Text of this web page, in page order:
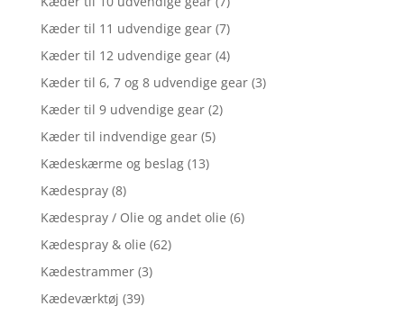
Kæder til 11 udvendige gear (7)
Kæder til 12 udvendige gear (4)
Kæder til 6, 7 og 8 udvendige gear (3)
Kæder til 9 udvendige gear (2)
Kæder til indvendige gear (5)
Kædeskærme og beslag (13)
Kædespray (8)
Kædespray / Olie og andet olie (6)
Kædespray & olie (62)
Kædestrammer (3)
Kædeværktøj (39)